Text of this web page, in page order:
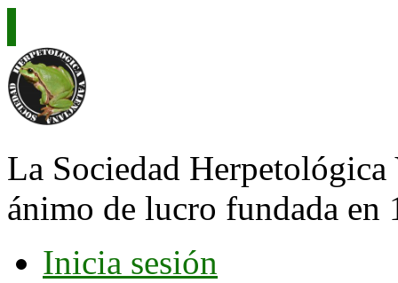
La Sociedad Herpetológica
ánimo de lucro fundada en
Inicia sesión